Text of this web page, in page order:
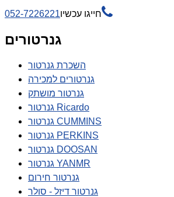
חייגו עכשיו052-7226221 
גנרטורים
השכרת גנרטור
גנרטורים למכירה
גנרטור מושתק
גנרטור Ricardo
גנרטור CUMMINS
גנרטור PERKINS
גנרטור DOOSAN
גנרטור YANMR
גנרטור חירום
גנרטור דיזל - סולר